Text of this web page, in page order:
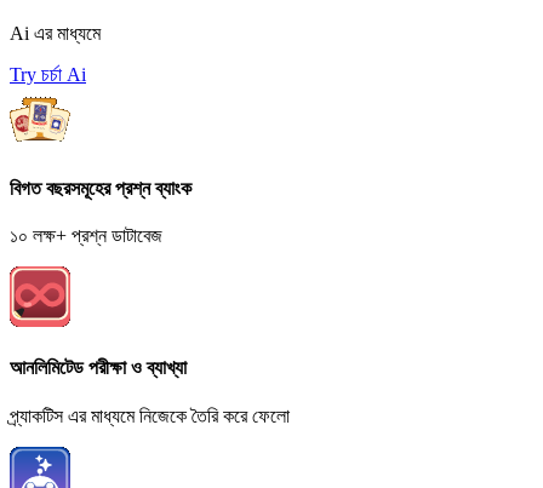
Ai এর মাধ্যমে
Try চর্চা Ai
বিগত বছরসমূহের প্রশ্ন ব্যাংক
১০ লক্ষ+ প্রশ্ন ডাটাবেজ
আনলিমিটেড পরীক্ষা ও ব্যাখ্যা
প্র্যাকটিস এর মাধ্যমে নিজেকে তৈরি করে ফেলো